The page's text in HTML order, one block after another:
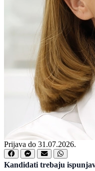
Prijava do 31.07.2026.
Kandidati trebaju